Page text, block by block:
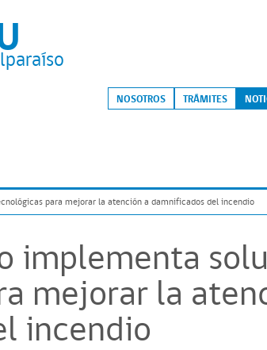
NOSOTROS TRÁMITES
para mejorar la atención a damnificados del incendio
implementa
mejorar la
incendio